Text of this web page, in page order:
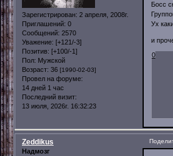
Зарегистрирован: 2 апреля, 2008г.
Приглашений: 0
Сообщений: 2570
Уважение: [+121/-3]
Позитив: [+100/-1]
Пол: Мужской
Возраст: 36 [1990-02-03]
Провел на форуме:
14 дней 1 час
Последний визит:
13 июля, 2026г. 16:32:23
Босс
Ух
и
0
Zeddikus
Надмозг